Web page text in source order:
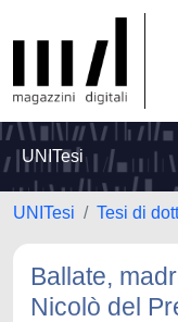
UNITesi
UNITesi Tesi di
Ballate,
Nicolò del